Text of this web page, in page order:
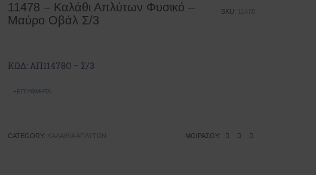
11478 – Καλάθι Απλύτων Φυσικό –
Μαύρο Οβάλ Σ/3
SKU: 11478
ΚΩΔ: ΑΠ11478Ο – Σ/3
+ΕΠΙΥΘΜΗΤΆ
CATEGORY: ΚΑΛΆΘΙΑ ΑΠΛΎΤΩΝ ΜΟΙΡΆΣΟΥ: